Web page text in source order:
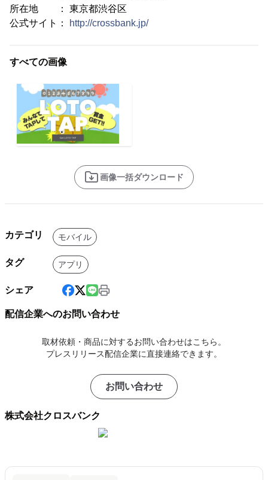
所在地 ： 東京都渋谷区
公式サイト：
http://crossbank.jp/
すべての画像
画像一括ダウンロード
カテゴリ モバイル
タグ アプリ
シェア
配信企業へのお問い合わせ
取材依頼・商品に対するお問い合わせはこちら。
プレスリリース配信企業に直接連絡できます。
お問い合わせ
株式会社クロスバンク